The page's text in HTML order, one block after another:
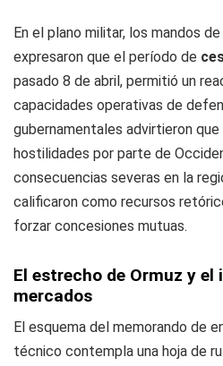
En el plano militar, los mandos
expresaron que el período de
pasado 8 de abril, permitió un
capacidades operativas de
gubernamentales advirtieron
hostilidades por parte de
consecuencias severas en la
calificaron como recursos
forzar concesiones mutuas.
El estrecho de Ormuz y
mercados
El esquema del memorando de
técnico contempla una hoja de